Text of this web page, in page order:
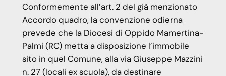
Conformemente all’art. 2 del già menzionato
Accordo quadro, la convenzione odierna
prevede che la Diocesi di Oppido Mamertina-
Palmi (RC) metta a disposizione l’immobile
sito in quel Comune, alla via Giuseppe Mazzini
n. 27 (locali ex scuola), da destinare